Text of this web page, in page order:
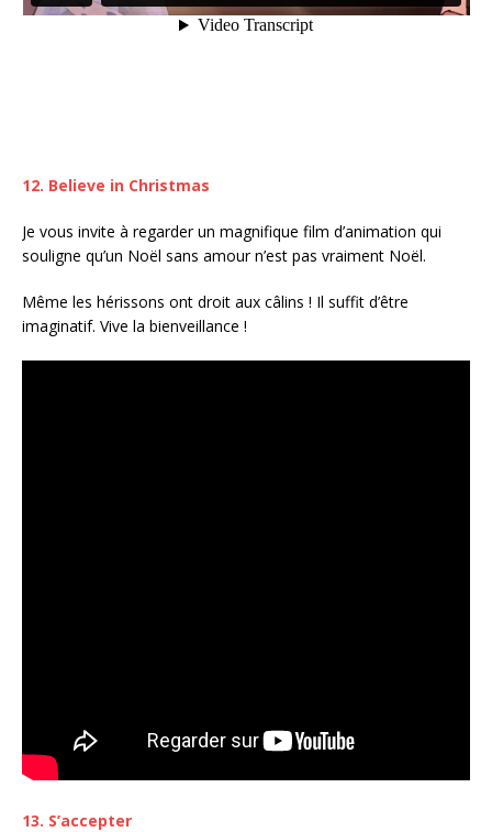
12. Believe in Christmas
Je vous invite à regarder un magnifique film d’animation qui
souligne qu’un Noël sans amour n’est pas vraiment Noël.
Même les hérissons ont droit aux câlins ! Il suffit d’être
imaginatif. Vive la bienveillance !
13. S’accepter